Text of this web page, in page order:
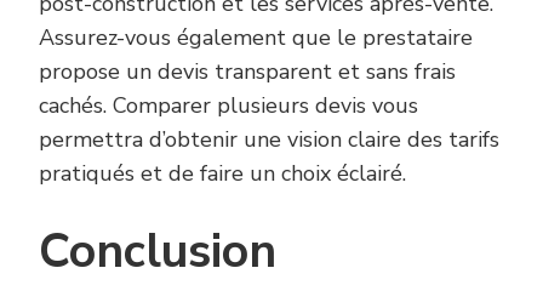
Assurez-vous également que le prestataire
propose un devis transparent et sans frais
cachés. Comparer plusieurs devis vous
permettra d’obtenir une vision claire des tarifs
pratiqués et de faire un choix éclairé.
Conclusion